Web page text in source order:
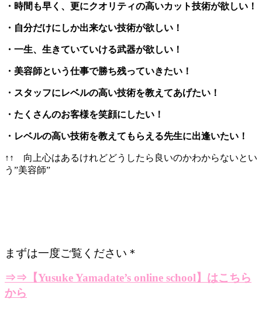
・時間も早く、更にクオリティの高いカット技術が欲しい！
・自分だけにしか出来ない技術が欲しい！
・一生、生きていていける武器が欲しい！
・美容師という仕事で勝ち残っていきたい！
・スタッフにレベルの高い技術を教えてあげたい！
・たくさんのお客様を笑顔にしたい！
・レベルの高い技術を教えてもらえる先生に出逢いたい！
↑↑ 向上心はあるけれどどうしたら良いのかわからないとい
う”美容師”
まずは一度ご覧ください＊
⇒⇒ 【Yusuke Yamadate’s online school】はこちら
から